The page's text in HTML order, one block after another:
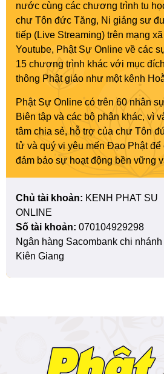
nước cùng các chương trình tu
chư Tôn đức Tăng, Ni giảng sư
tiếp (Live Streaming) trên mạng
Youtube, Phật Sự Online về các
15 chương trình khác với mục
thông Phật giáo như một kênh
Phật Sự Online có trên 60 nhân
Biên tập và các bộ phận khác, vì
tâm chia sẻ, hỗ trợ của chư Tôn
tử và quý vị yêu mến Đạo Phật
đảm bảo sự hoạt động bền vững
Chủ tài khoản: KENH PHAT SU
ONLINE
Số tài khoản: 070104929298
Ngân hàng Sacombank chi nhánh
Kiên Giang